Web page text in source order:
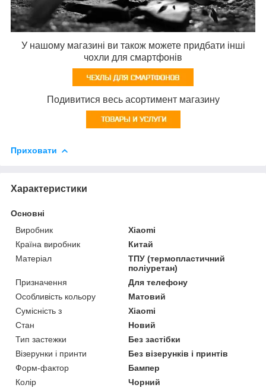
У нашому магазині ви також можете придбати інші
чохли для смартфонів
Подивитися весь асортимент магазину
Приховати
Характеристики
Основні
Виробник
Xiaomi
Країна виробник
Китай
Матеріал
ТПУ (термопластичний
поліуретан)
Призначення
Для телефону
Особливість кольору
Матовий
Сумісність з
Xiaomi
Стан
Новий
Тип застежки
Без застібки
Візерунки і принти
Без візерунків і принтів
Форм-фактор
Бампер
Колір
Чорний